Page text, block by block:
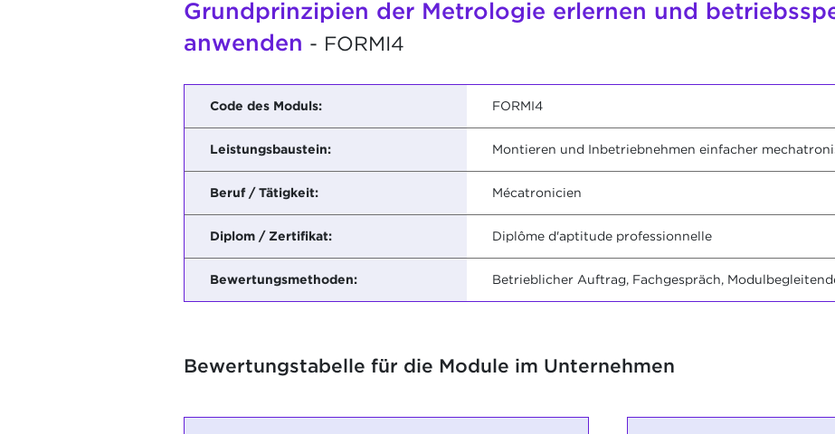
Grundprinzipien der Metrologie erlernen und
anwenden - FORMI4
Code des Moduls: FORMI4
Leistungsbaustein: Montieren und Inbetriebnehmen einfacher
Beruf / Tätigkeit: Mécatronicien
Diplom / Zertifikat: Diplôme d'aptitude professionnelle
Bewertungsmethoden: Betrieblicher Auftrag, Fachgespräch,
Bewertungstabelle für die Module im Unternehmen